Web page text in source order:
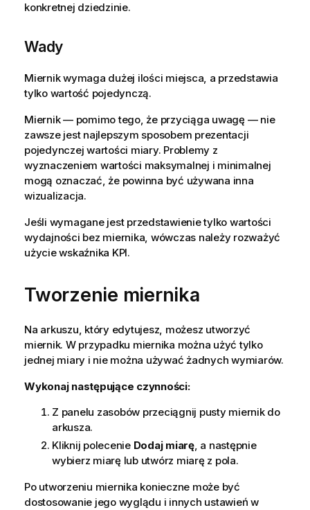
konkretnej dziedzinie.
Wady
Miernik wymaga dużej ilości miejsca, a przedstawia
tylko wartość pojedynczą.
Miernik — pomimo tego, że przyciąga uwagę — nie
zawsze jest najlepszym sposobem prezentacji
pojedynczej wartości miary. Problemy z
wyznaczeniem wartości maksymalnej i minimalnej
mogą oznaczać, że powinna być używana inna
wizualizacja.
Jeśli wymagane jest przedstawienie tylko wartości
wydajności bez miernika, wówczas należy rozważyć
użycie wskaźnika KPI.
Tworzenie miernika
Na arkuszu, który edytujesz, możesz utworzyć
miernik. W przypadku miernika można użyć tylko
jednej miary i nie można używać żadnych wymiarów.
Wykonaj następujące czynności:
Z panelu zasobów przeciągnij pusty miernik do
arkusza.
Kliknij polecenie Dodaj miarę, a następnie
wybierz miarę lub utwórz miarę z pola.
Po utworzeniu miernika konieczne może być
dostosowanie jego wyglądu i innych ustawień w